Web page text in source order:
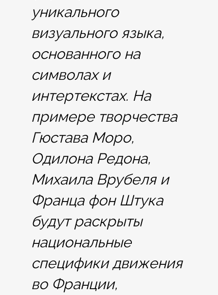
уникального
визуального языка,
основанного на
символах и
интертекстах. На
примере творчества
Гюстава Моро,
Одилона Редона,
Михаила Врубеля и
Франца фон Штука
будут раскрыты
национальные
специфики движения
во Франции,